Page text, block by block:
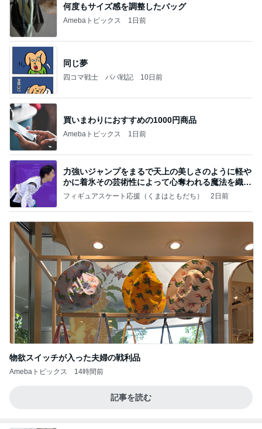
何度もサイズ感を調整したバッグ
Amebaトピックス 1日前
同じ夢
四コマ戦士 パパ戦記 10日前
買いまわりにおすすめの1000円商品
Amebaトピックス 1日前
力強いジャンプをまるで天上の美しさのように軽や
かに着氷その芸術性によって心奪われる魔法を織り
なす
フィギュアスケート応援（くまはともだち） 2日前
物欲スイッチが入った夫婦の戦利品
Amebaトピックス 14時間前
記事を読む